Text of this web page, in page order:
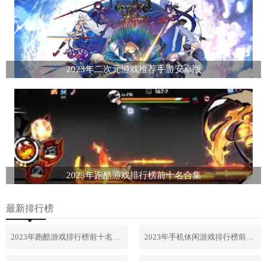
2023年二次元游戏推荐手游安卓版
2023年跑酷游戏排行榜前十名合集
最新排行榜
2023年跑酷游戏排行榜前十名合集 2023年手机休闲游戏排行榜前十名